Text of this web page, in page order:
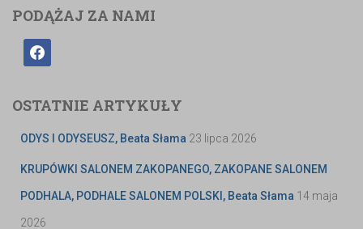
PODĄŻAJ ZA NAMI
OSTATNIE ARTYKUŁY
ODYS I ODYSEUSZ, Beata Słama 23 lipca 2026
KRUPÓWKI SALONEM ZAKOPANEGO, ZAKOPANE SALONEM
PODHALA, PODHALE SALONEM POLSKI, Beata Słama 14 maja
2026